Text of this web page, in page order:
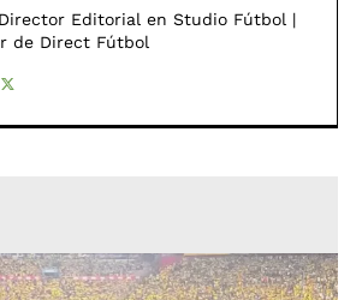
Editorial en Studio Fútbol |
de Direct Fútbol